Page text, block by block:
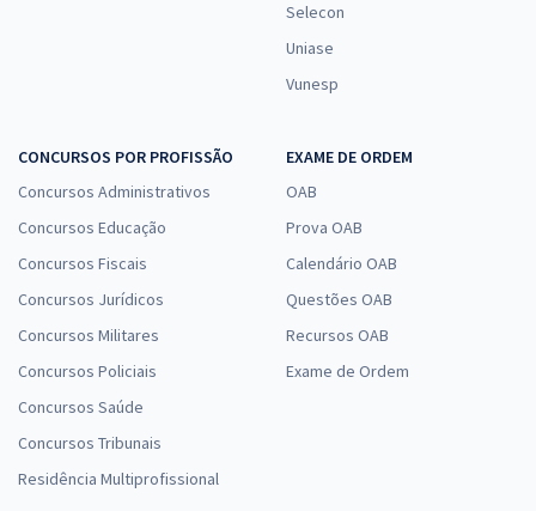
Selecon
Uniase
Vunesp
CONCURSOS POR PROFISSÃO
Concursos Administrativos
Concursos Educação
Concursos Fiscais
Concursos Jurídicos
Concursos Militares
Concursos Policiais
Concursos Saúde
Concursos Tribunais
Residência Multiprofissional
EXAME DE ORDEM
OAB
Prova OAB
Calendário OAB
Questões OAB
Recursos OAB
Exame de Ordem